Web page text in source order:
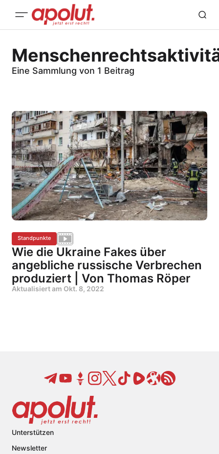
Eine Sammlung von 1 Beitrag
Standpunkte
Wie die Ukraine Fakes über
angebliche russische Verbrechen
produziert | Von Thomas Röper
Aktualisiert am Okt. 8, 2022
Unterstützen
Newsletter